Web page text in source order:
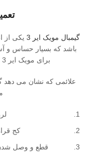
گیمبال مویک ایر 3
یکی از
باشد که بسیار حساس و
برای مویک ایر 3 رقم میخورد دوچار آسیب می شود.
کج
قطع و وصل شدن